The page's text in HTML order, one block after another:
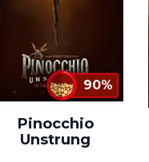
90%
Pinocchio
Unstrung